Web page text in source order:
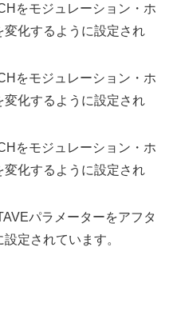
をモジュレーション・ホ
化するように設定され
をモジュレーション・ホ
化するように設定され
をモジュレーション・ホ
化するように設定され
パラメーターをアフタ
定されています。